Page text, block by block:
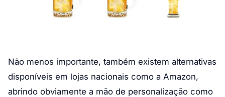
Não menos importante, também existem alternativas
disponíveis em lojas nacionais como a Amazon,
abrindo obviamente a mão de personalização como